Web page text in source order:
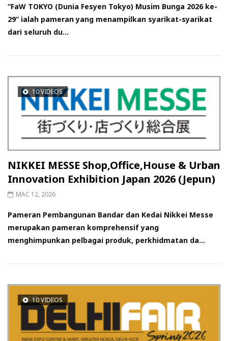
“FaW TOKYO (Dunia Fesyen Tokyo) Musim Bunga 2026 ke-
29” ialah pameran yang menampilkan syarikat-syarikat
dari seluruh du...
10 VIDEOS
NIKKEI MESSE Shop,Office,House & Urban
Innovation Exhibition Japan 2026 (Jepun)
MAC 12, 2026
Pameran Pembangunan Bandar dan Kedai Nikkei Messe
merupakan pameran komprehensif yang
menghimpunkan pelbagai produk, perkhidmatan da...
10 VIDEOS